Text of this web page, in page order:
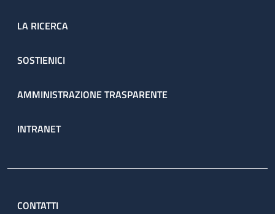
LA RICERCA
SOSTIENICI
AMMINISTRAZIONE TRASPARENTE
INTRANET
CONTATTI